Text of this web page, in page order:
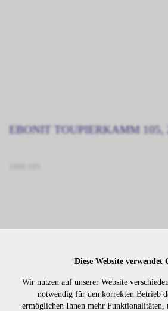
EBONIT TOUPIERKAMM 105,
Diese Website verwendet
Wir nutzen auf unserer Website
notwendig für den korrekten Betrieb
ermöglichen Ihnen mehr Funktionalitäten,